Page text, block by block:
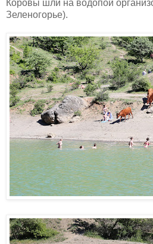
Коровы шли на водопой
Зеленогорье).